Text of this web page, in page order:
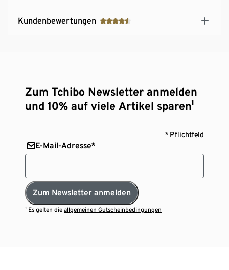
Kundenbewertungen
Zum Tchibo Newsletter anmelden
und 10% auf viele Artikel sparen¹
* Pflichtfeld
E-Mail-Adresse*
Zum Newsletter anmelden
¹ Es gelten dieallgemeinen Gutscheinbedingungen